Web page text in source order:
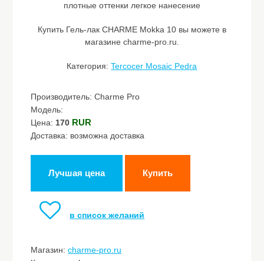
плотные оттенки легкое нанесение
Купить Гель-лак CHARME Mokka 10 вы можете в
магазине charme-pro.ru.
Категория:Tercocer Mosaic Pedra
Производитель: Charme Pro
Модель:
Цена: 170 RUR
Доставка: возможна доставка
Лучшая цена Купить
в список желаний
Магазин:charme-pro.ru